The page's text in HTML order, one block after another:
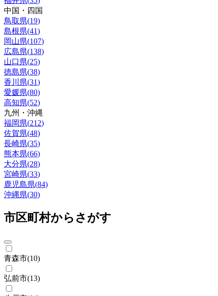
中国・四国
鳥取県(19)
島根県(41)
岡山県(107)
広島県(138)
山口県(25)
徳島県(38)
香川県(31)
愛媛県(80)
高知県(52)
九州・沖縄
福岡県(212)
佐賀県(48)
長崎県(35)
熊本県(66)
大分県(28)
宮崎県(33)
鹿児島県(84)
沖縄県(30)
市区町村からさがす
青森市(10)
弘前市(13)